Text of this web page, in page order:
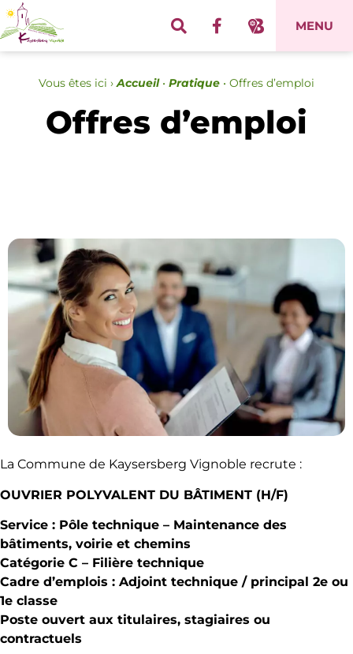
MENU
Vous êtes ici › Accueil• Pratique • Offres d’emploi
Offres d’emploi
La Commune de Kaysersberg Vignoble recrute :
OUVRIER POLYVALENT DU BÂTIMENT (H/F)
Service : Pôle technique – Maintenance des
bâtiments, voirie et chemins
Catégorie C – Filière technique
Cadre d’emplois : Adjoint technique / principal 2e ou
1e classe
Poste ouvert aux titulaires, stagiaires ou
contractuels
Panneau de gestion des cookies